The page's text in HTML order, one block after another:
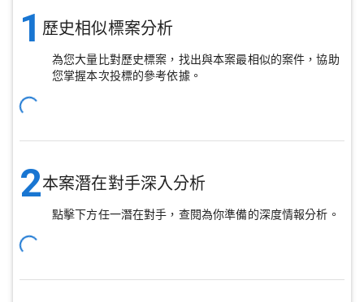
1 歷史相似標案分析
為您大量比對歷史標案，找出與本案最相似的案件，協助
您掌握本次投標的參考依據。
2本案潛在對手深入分析
點擊下方任一潛在對手，查閱為你準備的深度情報分析。